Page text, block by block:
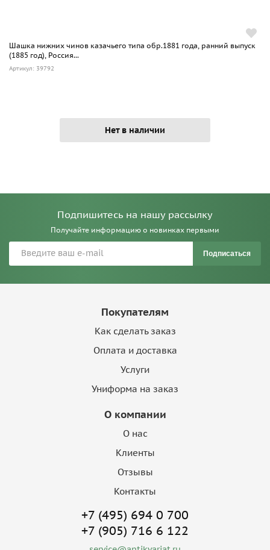
Шашка нижних чинов казачьего типа обр.1881 года, ранний выпуск
(1885 год), Россия...
Артикул: 39792
Нет в наличии
Подпишитесь на нашу рассылку
Получайте информацию о новинках первыми
Подписаться
Покупателям
Как сделать заказ
Оплата и доставка
Услуги
Униформа на заказ
О компании
О нас
Клиенты
Отзывы
Контакты
+7 (495) 694 0 700
+7 (905) 716 6 122